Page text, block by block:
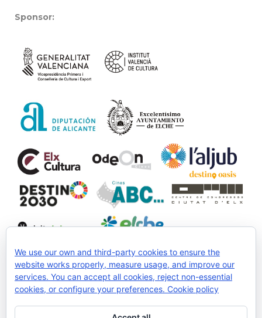
Sponsor:
Collaborare:
We use our own and third-party cookies to ensure the
website works properly, measure usage, and improve our
services. You can accept all cookies, reject non-essential
cookies, or configure your preferences. Cookie policy